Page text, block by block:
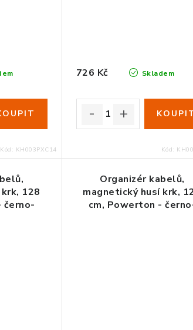
Kód: KH003PXC14
Skladem
726 Kč
Kód:
128
černo-
Organizér kabelů,
magnetický husí krk,
cm, Powerton -